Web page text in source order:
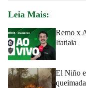
Leia Mais:
Remo x
Itatiaia
El Niño